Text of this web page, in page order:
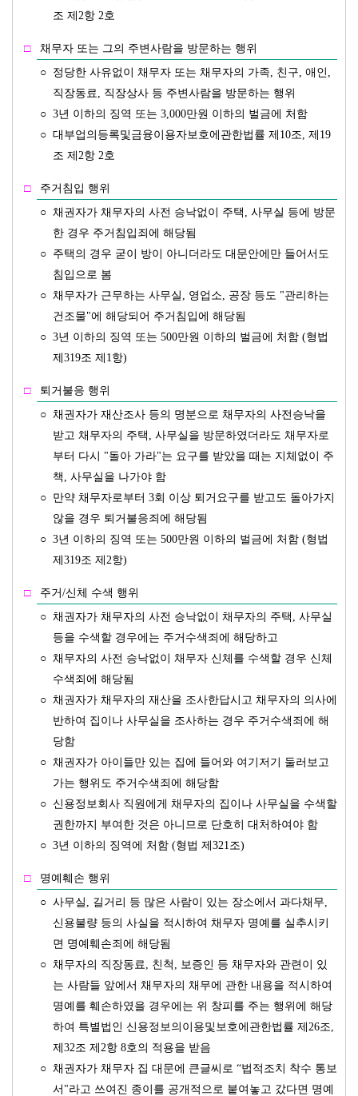
조 제2항 2호
□
채무자 또는 그의 주변사람을 방문하는 행위
○ 정당한 사유없이 채무자 또는 채무자의 가족, 친구, 애인,
직장동료, 직장상사 등 주변사람을 방문하는 행위
○ 3년 이하의 징역 또는 3,000만원 이하의 벌금에 처함
○ 대부업의등록및금융이용자보호에관한법률 제10조, 제19
조 제2항 2호
□
주거침입 행위
○ 채권자가 채무자의 사전 승낙없이 주택, 사무실 등에 방문
한 경우 주거침입죄에 해당됨
○ 주택의 경우 굳이 방이 아니더라도 대문안에만 들어서도
침입으로 봄
○ 채무자가 근무하는 사무실, 영업소, 공장 등도 "관리하는
건조물"에 해당되어 주거침입에 해당됨
○ 3년 이하의 징역 또는 500만원 이하의 벌금에 처함 (형법
제319조 제1항)
□
퇴거불응 행위
○ 채권자가 재산조사 등의 명분으로 채무자의 사전승낙을
받고 채무자의 주택, 사무실을 방문하였더라도 채무자로
부터 다시 "돌아 가라"는 요구를 받았을 때는 지체없이 주
책, 사무실을 나가야 함
○ 만약 채무자로부터 3회 이상 퇴거요구를 받고도 돌아가지
않을 경우 퇴거불응죄에 해당됨
○ 3년 이하의 징역 또는 500만원 이하의 벌금에 처함 (형법
제319조 제2항)
□
주거/신체 수색 행위
○ 채권자가 채무자의 사전 승낙없이 채무자의 주택, 사무실
등을 수색할 경우에는 주거수색죄에 해당하고
○ 채무자의 사전 승낙없이 채무자 신체를 수색할 경우 신체
수색죄에 해당됨
○ 채권자가 채무자의 재산을 조사한답시고 채무자의 의사에
반하여 집이나 사무실을 조사하는 경우 주거수색죄에 해
당함
○ 채권자가 아이들만 있는 집에 들어와 여기저기 둘러보고
가는 행위도 주거수색죄에 해당함
○ 신용정보회사 직원에게 채무자의 집이나 사무실을 수색할
권한까지 부여한 것은 아니므로 단호히 대처하여야 함
○ 3년 이하의 징역에 처함 (형법 제321조)
□
명예훼손 행위
○ 사무실, 길거리 등 많은 사람이 있는 장소에서 과다채무,
신용불량 등의 사실을 적시하여 채무자 명예를 실추시키
면 명예훼손죄에 해당됨
○ 채무자의 직장동료, 친척, 보증인 등 채무자와 관련이 있
는 사람들 앞에서 채무자의 채무에 관한 내용을 적시하여
명예를 훼손하였을 경우에는 위 창피를 주는 행위에 해당
하여 특별법인 신용정보의이용및보호에관한법률 제26조,
제32조 제2항 8호의 적용을 받음
○ 채권자가 채무자 집 대문에 큰글씨로 “법적조치 착수 통보
서"라고 쓰여진 종이를 공개적으로 붙여놓고 갔다면 명예